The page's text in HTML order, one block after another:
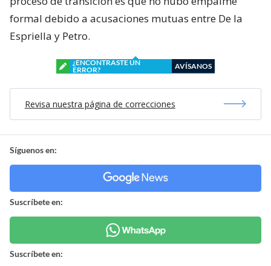
formal debido a acusaciones mutuas entre De la
Espriella y Petro.
¿ENCONTRASTE UN
ERROR?
AVÍSANOS
Revisa nuestra página de correcciones
Síguenos en:
Suscríbete en:
Suscríbete en: